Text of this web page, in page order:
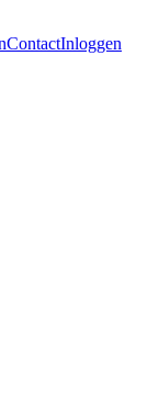
ContactInloggen